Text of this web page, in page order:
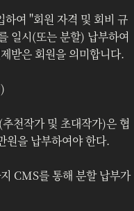
하여 "회원 자격 및 회비 규
일시(또는 분할) 납부하여
받은 회원을 의미합니다.
천작가 및 초대작가)은 협
원을 납부하여야 한다.
CMS를 통해 분할 납부가